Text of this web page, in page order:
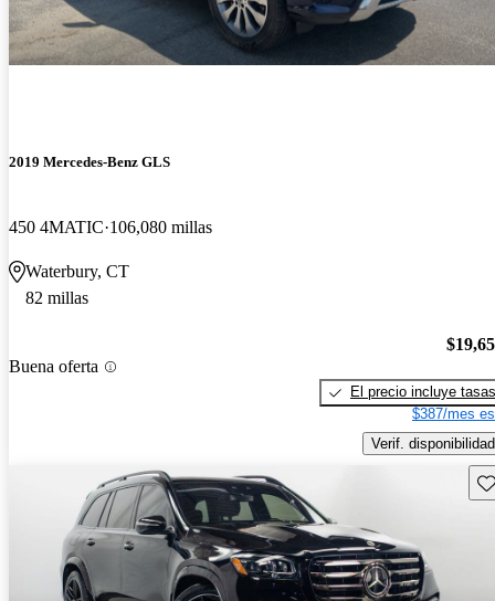
2019 Mercedes-Benz GLS
450 4MATIC 106,080 millas
Waterbury, CT
82 millas
Buena oferta
El precio incluye tasas
$387/mes
Verif. disponibilidad